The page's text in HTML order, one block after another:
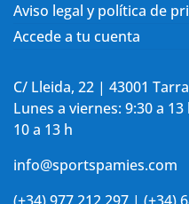
Aviso legal y política de
Accede a tu cuenta
C/ Lleida, 22 | 43001
Lunes a viernes: 9:30 a
10 a 13 h
info@sportspamies.com